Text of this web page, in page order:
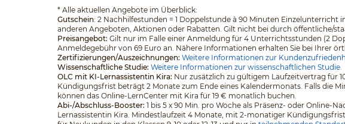
* Alle aktuellen Angebote im Überblick:
Gutschein: 2 Nachhilfestunden = 1 Doppelstunde à 90 Minuten
anderen Angeboten, Aktionen oder Rabatten. Gilt nicht bei durch öffentliche/
Preisangebot: Gilt nur im Falle einer Anmeldung für 4 Unterrichtsstunden (2
Anmeldegebühr von 69 Euro an. Nähere Informationen erhalten Sie bei Ihrer
Zertifizierungen/Auszeichnungen: Weitere Informationen zur
Wissenschaftliche Studie: Weitere Informationen zur wissenschaftlichen Studie.
OLC mit KI-Lernassistentin Kira: Nur zusätzlich zu gültigem Laufzeitvertrag für
Kündigungsfrist beträgt 2 Monate zum Ende eines Kalendermonats. Falls die
können das Online-LernCenter mit Kira für 19 € monatlich buchen.
Abi-/Abschluss-Booster: 1 bis 5 x 90 Min. pro Woche als Präsenz- oder Online-
Lernassistentin Kira. Mindestlaufzeit 4 Monate, mit 2-monatiger